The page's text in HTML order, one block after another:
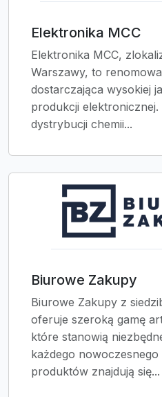
Elektronika MCC
Elektronika MCC,
Warszawy, to
dostarczająca wysokiej
produkcji
dystrybucji chemii...
Biurowe Zakupy
Biurowe Zakupy z
oferuje szeroką gamę
które stanowią
każdego
produktów znajdują się...